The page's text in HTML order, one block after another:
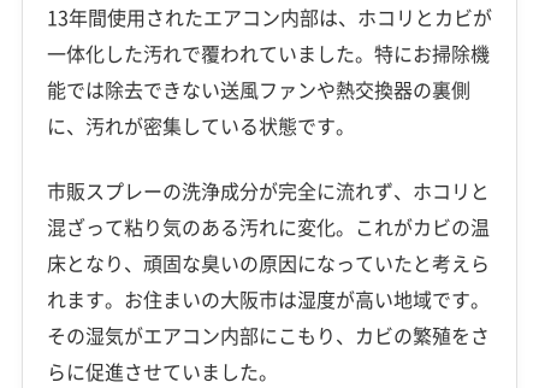
13年間使用されたエアコン内部は、ホコリとカビが
一体化した汚れで覆われていました。特にお掃除機
能では除去できない送風ファンや熱交換器の裏側
に、汚れが密集している状態です。
市販スプレーの洗浄成分が完全に流れず、ホコリと
混ざって粘り気のある汚れに変化。これがカビの温
床となり、頑固な臭いの原因になっていたと考えら
れます。お住まいの大阪市は湿度が高い地域です。
その湿気がエアコン内部にこもり、カビの繁殖をさ
らに促進させていました。